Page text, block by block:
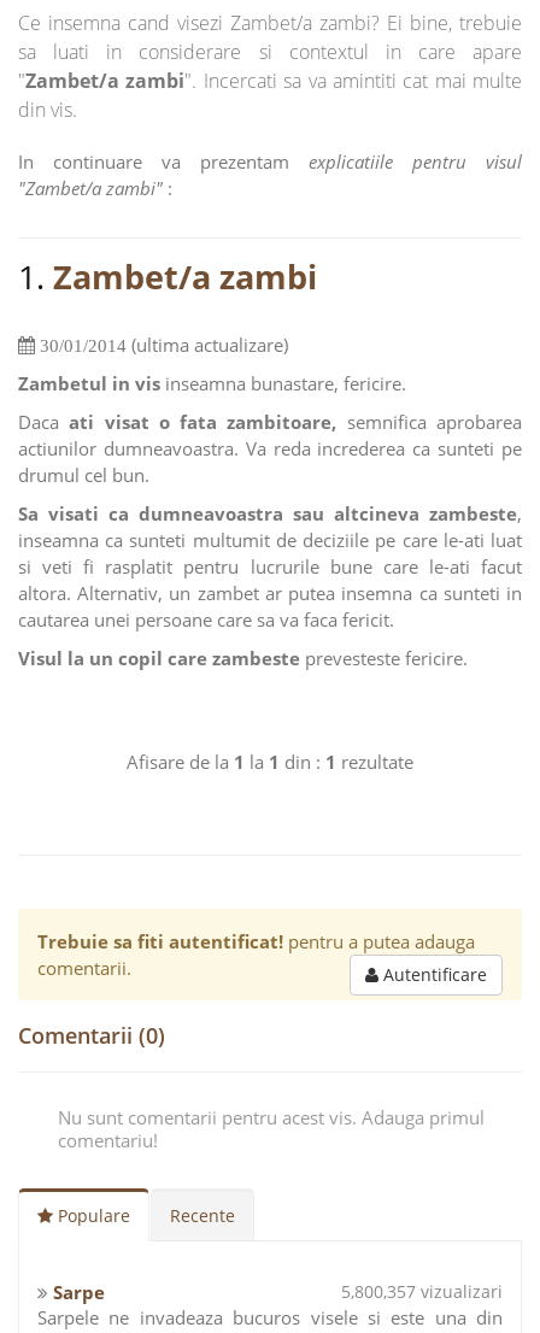
Ce insemna cand visezi Zambet/a zambi? Ei bine, trebuie
sa luati in considerare si contextul in care apare
"Zambet/a zambi". Incercati sa va amintiti cat mai multe
din vis.
In continuare va prezentam explicatiile pentru visul
"Zambet/a zambi" :
1. Zambet/a zambi
30/01/2014 (ultima actualizare)
Zambetul in vis inseamna bunastare, fericire.
Dacaati visat o fata zambitoare, semnifica aprobarea
actiunilor dumneavoastra. Va reda increderea ca sunteti pe
drumul cel bun.
Sa visati ca dumneavoastra sau altcineva zambeste,
inseamna ca sunteti multumit de deciziile pe care le-ati luat
si veti fi rasplatit pentru lucrurile bune care le-ati facut
altora. Alternativ, un zambet ar putea insemna ca sunteti in
cautarea unei persoane care sa va faca fericit.
Visul la un copil care zambeste prevesteste fericire.
Afisare de la 1 la 1 din : 1 rezultate
Trebuie sa fiti autentificat! pentru a putea adauga
comentarii.
Autentificare
Comentarii (0)
Nu sunt comentarii pentru acest vis. Adauga primul
comentariu!
Populare Recente
Sarpe 5,800,357 vizualizari
Sarpele ne invadeaza bucuros visele si este una din